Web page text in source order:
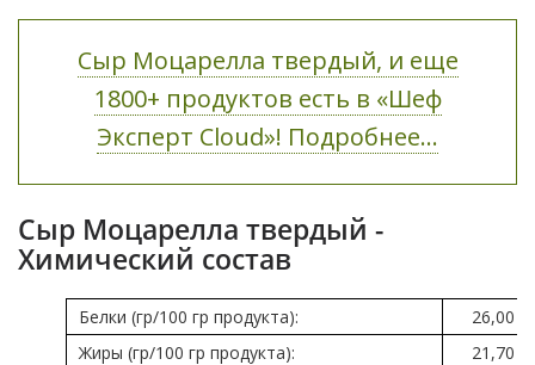
Сыр Моцарелла твердый, и еще
1800+ продуктов есть в «Шеф
Эксперт Cloud»! Подробнее...
Сыр Моцарелла твердый -
Химический состав
Белки (гр/100 гр продукта):
26,00
Жиры (гр/100 гр продукта):
21,70